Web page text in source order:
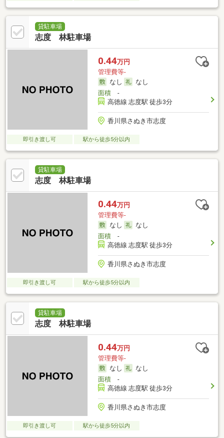
貸駐車場
志度 林駐車場
0.44万円
管理費等-
なし
なし
面積-
高徳線 志度駅 徒歩3分
香川県さぬき市志度
即引き渡し可 駅から徒歩5分以内
貸駐車場
志度 林駐車場
0.44万円
管理費等-
なし
なし
面積-
高徳線 志度駅 徒歩3分
香川県さぬき市志度
即引き渡し可 駅から徒歩5分以内
貸駐車場
志度 林駐車場
0.44万円
管理費等-
なし
なし
面積-
高徳線 志度駅 徒歩3分
香川県さぬき市志度
即引き渡し可 駅から徒歩5分以内